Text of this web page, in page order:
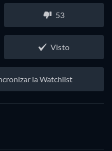
53
Visto
la Watchlist